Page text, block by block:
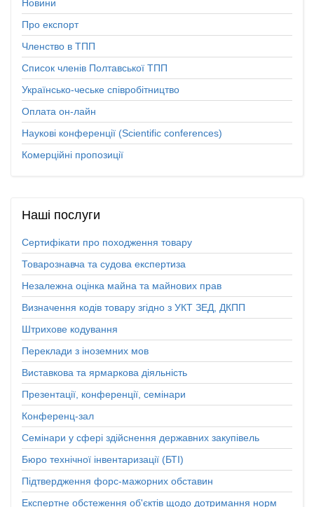
Новини
Про експорт
Членство в ТПП
Список членів Полтавської ТПП
Українсько-чеське співробітництво
Оплата он-лайн
Наукові конференції (Scientific conferences)
Комерційні пропозиції
Наші послуги
Сертифікати про походження товару
Товарознавча та судова експертиза
Незалежна оцінка майна та майнових прав
Визначення кодів товару згідно з УКТ ЗЕД, ДКПП
Штрихове кодування
Переклади з іноземних мов
Виставкова та ярмаркова діяльність
Презентації, конференції, семінари
Конференц-зал
Семінари у сфері здійснення державних закупівель
Бюро технічної інвентаризації (БТІ)
Підтвердження форс-мажорних обставин
Експертне обстеження об'єктів щодо дотримання норм